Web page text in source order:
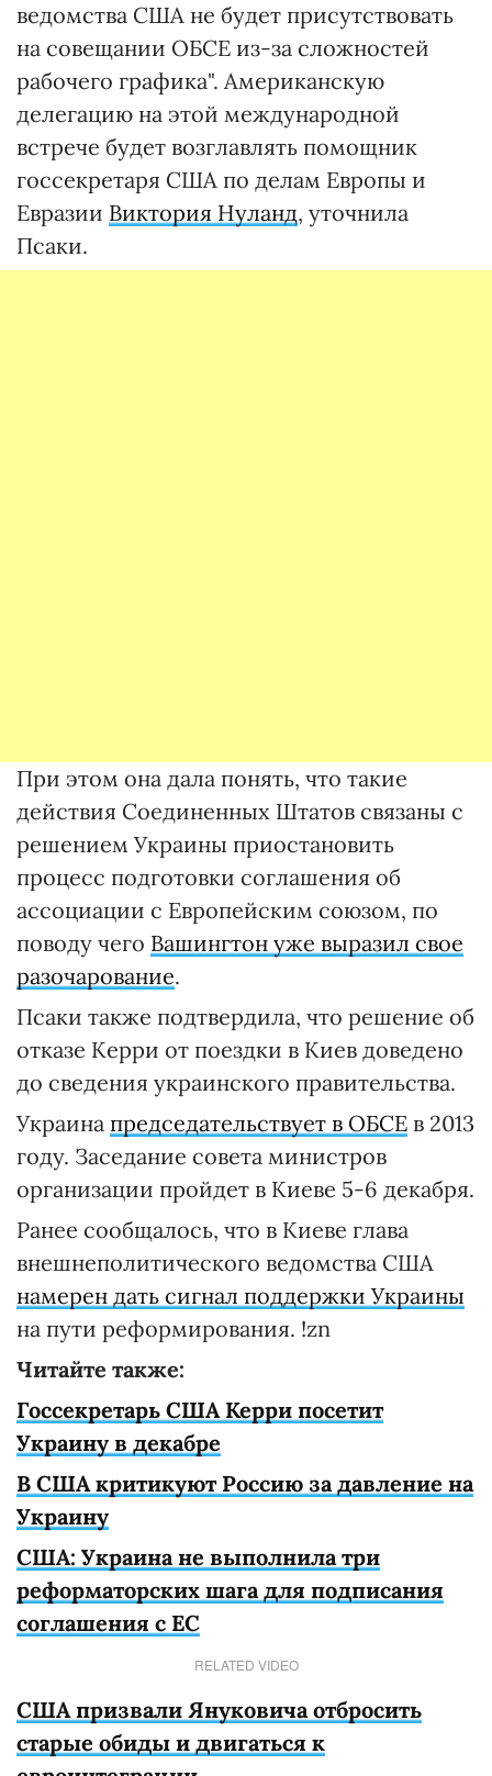
ведомства США не будет присутствовать
на совещании ОБСЕ из-за сложностей
рабочего графика". Американскую
делегацию на этой международной
встрече будет возглавлять помощник
госсекретаря США по делам Европы и
Евразии Виктория Нуланд, уточнила
Псаки.
При этом она дала понять, что такие
действия Соединенных Штатов связаны с
решением Украины приостановить
процесс подготовки соглашения об
ассоциации с Европейским союзом, по
поводу чего Вашингтон уже выразил свое
разочарование.
Псаки также подтвердила, что решение об
отказе Керри от поездки в Киев доведено
до сведения украинского правительства.
Украина председательствует в ОБСЕ в 2013
году. Заседание совета министров
организации пройдет в Киеве 5-6 декабря.
Ранее сообщалось, что в Киеве глава
внешнеполитического ведомства США
намерен дать сигнал поддержки Украины
на пути реформирования. !zn
Читайте также:
Госсекретарь США Керри посетит
Украину в декабре
В США критикуют Россию за давление на
Украину
США: Украина не выполнила три
реформаторских шага для подписания
соглашения с ЕС
RELATED VIDEO
США призвали Януковича отбросить
старые обиды и двигаться к